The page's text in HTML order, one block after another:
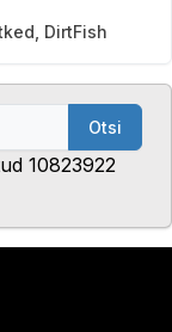
DirtFish
Otsi
10823922